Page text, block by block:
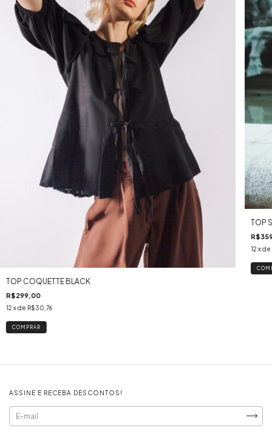
TOP COQUETTE BLACK
R$299,00
12 x de R$30,76
COMPRAR
TOP
12 x de
ASSINE E RECEBA DESCONTOS!